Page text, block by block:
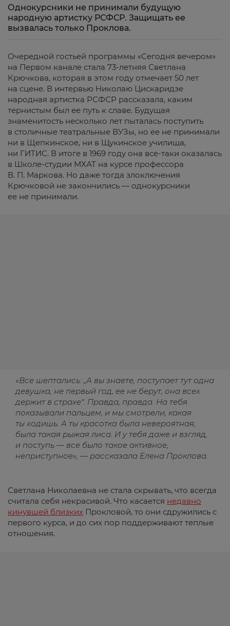
Однокурсники не принимали будущую
народную артистку РСФСР. Защищать ее
вызвалась только Проклова.
Очередной гостьей программы «Сегодня вечером»
на Первом канале стала 73-летняя Светлана
Крючкова, которая в этом году отмечает 50 лет
на сцене. В интервью Николаю Цискаридзе
народная артистка РСФСР рассказала, каким
тернистым был ее путь к славе. Будущая
знаменитость несколько лет пыталась поступить
в столичные театральные ВУЗы, но ее не принимали
ни в Щепкинское, ни в Щукинское училища,
ни ГИТИС. В итоге в 1969 году она все-таки оказалась
в Школе-студии МХАТ на курсе профессора
В. П. Маркова. Но даже тогда злоключения
Крючковой не закончились — однокурсники
ее не принимали.
«Все шептались: „А вы знаете, поступает тут одна
девушка, не первый год, ее не берут, она всех
держит в страхе“. Правда, правда. На тебя
показывали пальцем, и мы смотрели, какая
ты ходишь. А ты красотка была невероятная,
была такая рыжая лиса. И у тебя даже и взгляд,
и поступь — все было такое активное,
неприступное», — рассказала Елена Проклова.
Светлана Николаевна не стала скрывать, что всегда
считала себя некрасивой. Что касается недавно
кинувшей близких Прокловой, то они сдружились с
первого курса, и до сих пор поддерживают теплые
отношения.